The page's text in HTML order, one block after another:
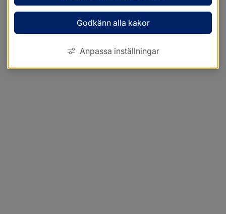
Godkänn alla kakor
Anpassa inställningar